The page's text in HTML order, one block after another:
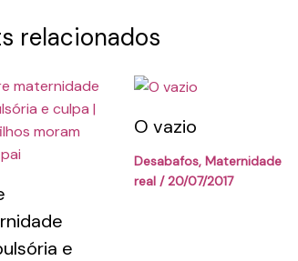
relacionados
e
O vazio
Desabafos,Maternidade
real /20/07/2017